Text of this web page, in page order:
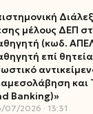
μέλους ΔΕΠ
(κωδ.
επί
Banking)»
07/2026 13:31